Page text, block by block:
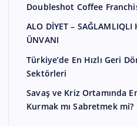
Doubleshot Coffee
ALO DİYET –
ÜNVANI
Türkiye’de En Hızlı Geri
Sektörleri
Savaş ve Kriz Ortamında
Kurmak mı Sabretmek mi?